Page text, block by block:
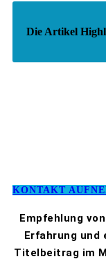
Die Artikel
KONTAKT
Empfehlung
Erfahrung und
Titelbeitrag im